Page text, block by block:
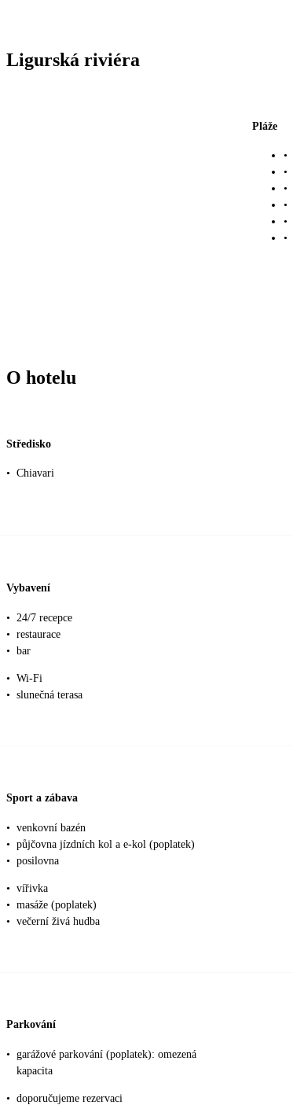
Ligurská riviéra
Pláže
•
•
•
•
•
•
O hotelu
Středisko
• Chiavari
Vybavení
•
24/7 recepce
• restaurace
• bar
• Wi-Fi
• slunečná terasa
Sport a zábava
• venkovní bazén
• půjčovna jízdních kol a e-kol (poplatek)
• posilovna
• vířivka
• masáže (poplatek)
• večerní živá hudba
Parkování
• garážové parkování (poplatek): omezená
kapacita
• doporučujeme rezervaci